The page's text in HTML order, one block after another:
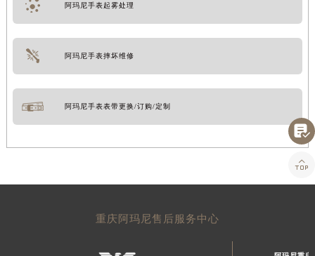
阿玛尼手表起雾处理
阿玛尼手表摔坏维修
阿玛尼手表表带更换/订购/定制
重庆阿玛尼售后服务中心

